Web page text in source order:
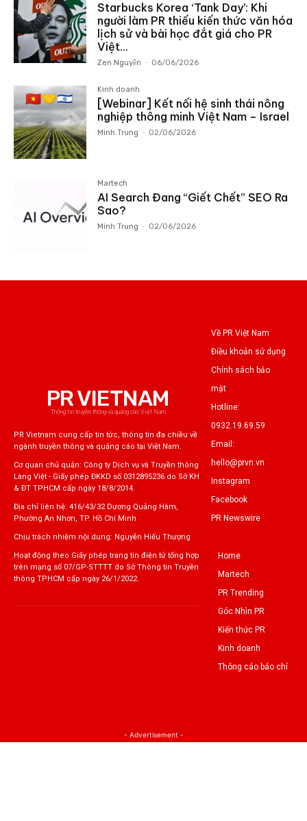
Starbucks Korea ‘Tank Day’: Khi
người làm PR thiếu kiến thức văn hóa
lịch sử và bài học đắt giá cho PR
Việt...
Zen Nguyễn - 06/06/2026
Kinh doanh
[Webinar] Kết nối hệ sinh thái nông
nghiệp thông minh Việt Nam – Israel
Minh Trung - 02/06/2026
Martech
AI Search Đang “Giết Chết” SEO Ra
Sao?
Minh Trung - 02/06/2026
PR VIETNAM
Thông tin truyền thông và quảng cáo Việt Nam
PR Vietnam cung cấp tin tức, thông tin đa chiều về
ngành truyền thông và quảng cáo tại Việt Nam.
Cơ quan chủ quản: Công ty Dịch vụ và Truyền thông
Làng Việt - Giấy phép ĐKKD số 0312895236 do Sở KH
& ĐT TPHCM cấp ngày 18/8/2014.
Địa chỉ liên hệ: 416/43/32 Dương Quảng Hàm,
Phường An Nhơn, TP. Hồ Chí Minh
Chịu trách nhiệm nội dung: Nguyễn Hiếu Thượng
Hoạt động theo Giấy phép trang tin điện tử tổng hợp
trên mạng số 07/GP-STTTT do Sở Thông tin Truyền
thông TPHCM cấp ngày 26/1/2022.
Về PR Việt Nam
Điều khoản sử dụng
Chính sách bảo
mật
Hotline:
0932.19.69.59
Email:
hello@prvn.vn
Instagram
Facebook
PR Newswire
Home
Martech
PR Trending
Góc Nhìn PR
Kiến thức PR
Kinh doanh
Thông cáo báo chí
- Advertisement -